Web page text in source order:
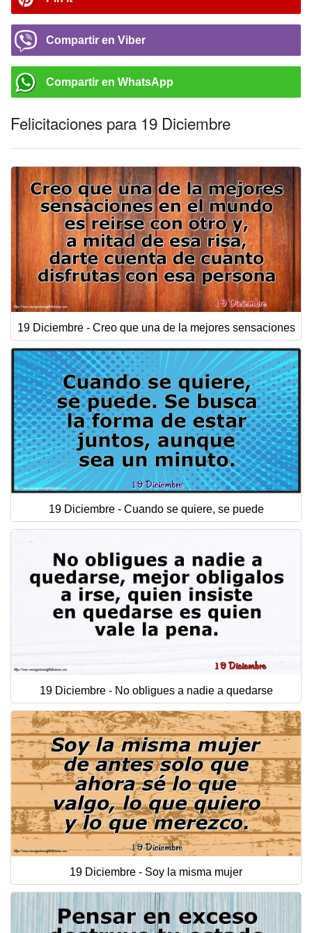
Compartir en Viber
Compartir en WhatsApp
Felicitaciones para 19 Diciembre
19 Diciembre - Creo que una de la mejores sensaciones
19 Diciembre - Cuando se quiere, se puede
19 Diciembre - No obligues a nadie a quedarse
19 Diciembre - Soy la misma mujer